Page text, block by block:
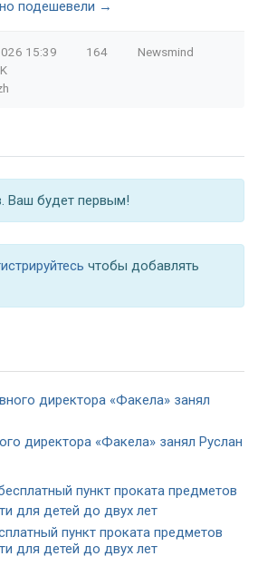
подешевели →
15:39 164
Newsmind
Ваш будет первым!
чтобы добавлять
директора «Факела» занял Руслан
пункт проката предметов
для детей до двух лет